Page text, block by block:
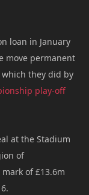
loan in January
move permanent
they did by
play-off
at the Stadium
of
of £13.6m